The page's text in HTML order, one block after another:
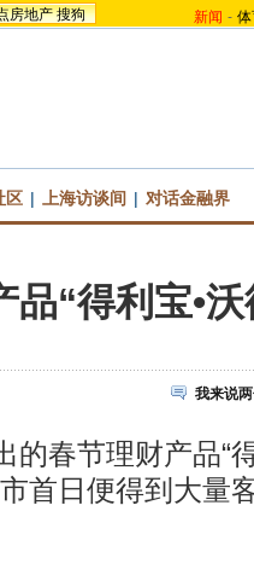
房地产 搜狗 新闻 -
区 | 上海访谈间 | 对话金融界
品“得利宝•
我来说
春节理财产品“
市首日便得到大量